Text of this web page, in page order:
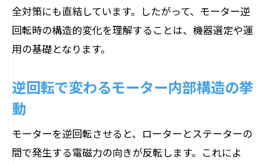
全対策にも直結しています。したがって、モーター逆
回転時の構造的変化を理解することは、機器選定や運
用の基礎となります。
逆回転で変わるモーター内部構造の挙
動
モーターを逆回転させると、ローターとステーターの
間で発生する電磁力の向きが反転します。これによ